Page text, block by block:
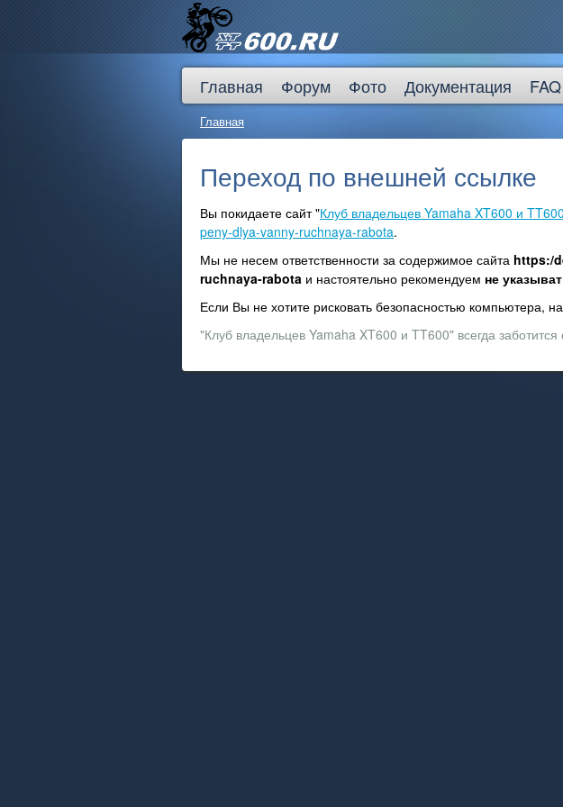
Главная Форум Фото Документация FAQ
Главная
Переход по внешней ссылке
Вы покидаете сайт "Клуб владельцев Yamaha XT600 и TT600
peny-dlya-vanny-ruchnaya-rabota.
Мы не несем ответственности за содержимое сайта https:/
ruchnaya-rabota и настоятельно рекомендуем не
Если Вы не хотите рисковать безопасностью компьютера,
"Клуб владельцев Yamaha XT600 и TT600" всегда